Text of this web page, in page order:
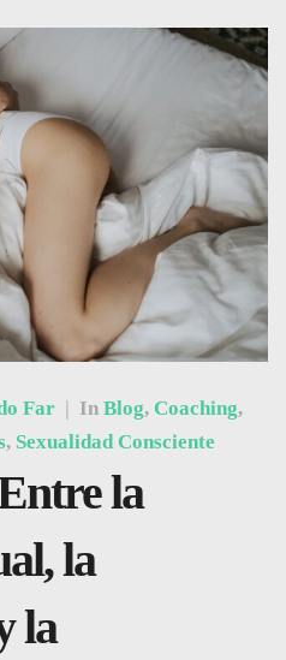
Far | In Blog, Coaching,
, Sexualidad Consciente
la
la
la